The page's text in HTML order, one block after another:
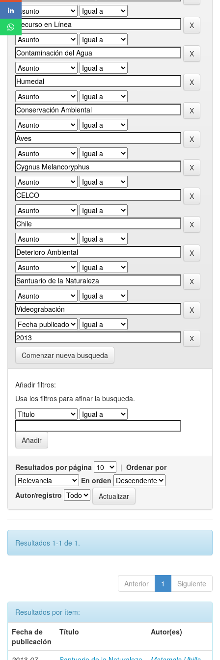
Comenzar nueva busqueda
Añadir filtros:
Usa los filtros para afinar la busqueda.
Resultados por página | Ordenar por
En orden
Autor/registro
Resultados 1-1 de 1.
Anterior 1 Siguiente
Resultados por ítem:
Fecha de
publicación
Título Autor(es)